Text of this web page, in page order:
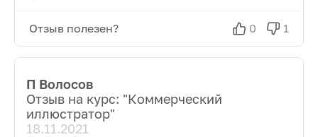
Отзыв полезен? 0 1
П Волосов
Отзыв на курс: "Коммерческий
иллюстратор"
18.11.2021